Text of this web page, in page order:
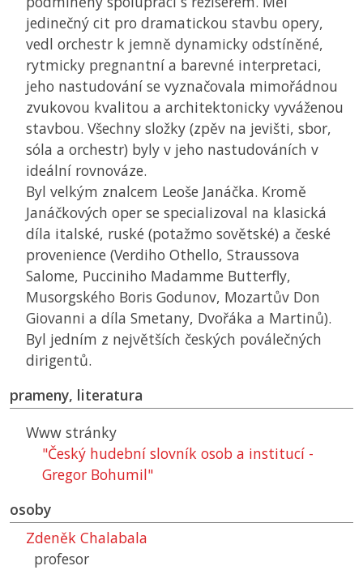
jedinečný cit pro dramatickou stavbu opery,
vedl orchestr k jemně dynamicky odstíněné,
rytmicky pregnantní a barevné interpretaci,
jeho nastudování se vyznačovala mimořádnou
zvukovou kvalitou a architektonicky vyváženou
stavbou. Všechny složky (zpěv na jevišti, sbor,
sóla a orchestr) byly v jeho nastudováních v
ideální rovnováze.
Byl velkým znalcem Leoše Janáčka. Kromě
Janáčkových oper se specializoval na klasická
díla italské, ruské (potažmo sovětské) a české
provenience (Verdiho Othello, Straussova
Salome, Pucciniho Madamme Butterfly,
Musorgského Boris Godunov, Mozartův Don
Giovanni a díla Smetany, Dvořáka a Martinů).
Byl jedním z největších českých poválečných
dirigentů.
prameny, literatura
Www stránky
"Český hudební slovník osob a institucí -
Gregor Bohumil"
osoby
Zdeněk Chalabala
profesor